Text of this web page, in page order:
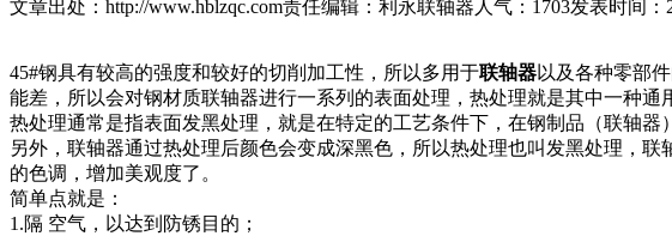
文章出处：http://www.hblzqc.com责任编辑：利永联轴器人气： 1703发表时间：
45#钢具有较高的强度和较好的切削加工性，所以多用于联轴器以及各种零部
能差，所以会对钢材质联轴器进行一系列的表面处理，热处理就是其中一种通
热处理通常是指表面发黑处理，就是在特定的工艺条件下，在钢制品（联轴
另外，联轴器通过热处理后颜色会变成深黑色，所以热处理也叫发黑处理，
的色调，增加美观度了。
简单点就是：
1.隔 空气，以达到防锈目的；